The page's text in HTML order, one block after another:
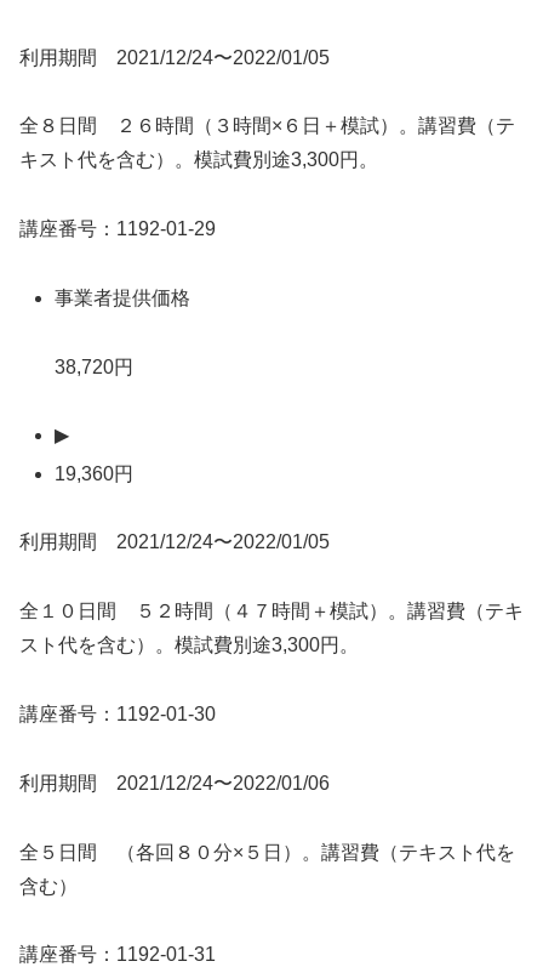
利用期間 2021/12/24〜2022/01/05
全８日間 ２６時間（３時間×６日＋模試）。講習費（テ
キスト代を含む）。模試費別途3,300円。
講座番号：1192-01-29
事業者提供価格
38,720円
▶
19,360円
利用期間 2021/12/24〜2022/01/05
全１０日間 ５２時間（４７時間＋模試）。講習費（テキ
スト代を含む）。模試費別途3,300円。
講座番号：1192-01-30
利用期間 2021/12/24〜2022/01/06
全５日間 （各回８０分×５日）。講習費（テキスト代を
含む）
講座番号：1192-01-31